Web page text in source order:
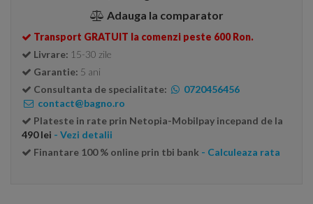
Adauga la comparator
Transport GRATUIT la comenzi peste 600 Ron.
Livrare: 15-30 zile
Garantie: 5 ani
Consultanta de specialitate:
0720456456
contact@bagno.ro
Plateste in rate prin Netopia-Mobilpay incepand de la
490 lei - Vezi detalii
Finantare 100 % online prin tbi bank - Calculeaza rata